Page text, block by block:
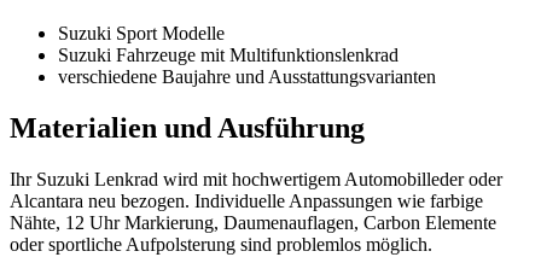
Suzuki Sport Modelle
Suzuki Fahrzeuge mit Multifunktionslenkrad
verschiedene Baujahre und Ausstattungsvarianten
Materialien und Ausführung
Ihr Suzuki Lenkrad wird mit hochwertigem Automobilleder oder
Alcantara neu bezogen. Individuelle Anpassungen wie farbige
Nähte, 12 Uhr Markierung, Daumenauflagen, Carbon Elemente
oder sportliche Aufpolsterung sind problemlos möglich.